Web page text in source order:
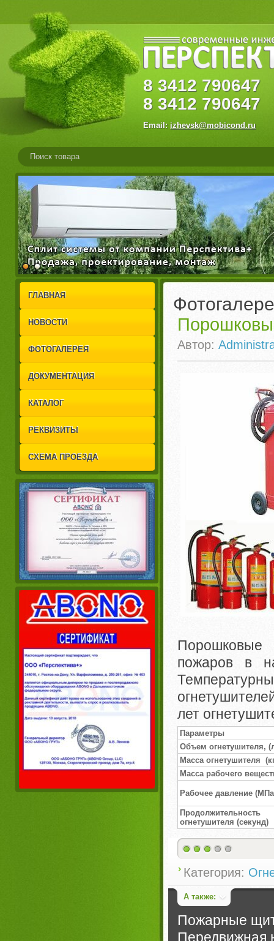
8 3412
8 3412 790647
Email: izhevsk@mobicond.ru
1
2
ГЛАВНАЯ
НОВОСТИ
ФОТОГАЛЕРЕЯ
ДОКУМЕНТАЦИЯ
КАТАЛОГ
РЕКВИЗИТЫ
СХЕМА ПРОЕЗДА
Автор:
Порошковые
пожаров в
лет
Параметры
Объем огнетушителя,
Масса огнетушителя
Масса рабочего
Рабочее давление
огнетушителя (секунд)
Категория:
А также:
Пожарные
Передвижная